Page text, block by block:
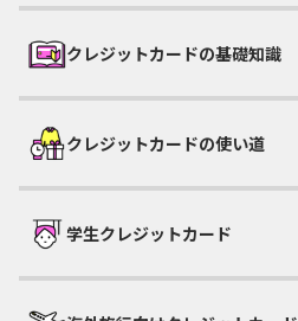
クレジットカードの基礎知識
クレジットカードの使い道
学生クレジットカード